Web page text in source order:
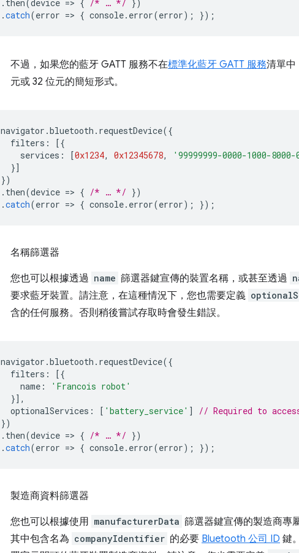
. then(device => { /* … */ })
.catch(error => { console. error(error); });
不過，如果您的藍牙 GATT 服務不在標準化藍牙 GATT 服務清單中
元或 32 位元的簡短形式。
navigator .bluetooth . requestDevice({
filters :
[{
services : [0x1234, 0x12345678, '99999999-0000-1000-
}]
})
. then(device => { /* … */ })
.catch(error => { console. error(error); });
名稱篩選器
您也可以根據透過 name 篩選器鍵宣傳的裝置名稱，或甚至透過
要求藍牙裝置。請注意，在這種情況下，您也需要定義
含的任何服務。否則稍後嘗試存取時會發生錯誤。
navigator .bluetooth . requestDevice({
filters :
[{
name :
'Francois robot'
}],
optionalServices : [ 'battery_service' ]
// Required to
})
. then(device => { /* … */ })
.catch(error => { console. error(error); });
製造商資料篩選器
您也可以根據使用 manufacturerData 篩選器鍵宣傳的製造商專
其中包含名為 companyIdentifier 的必要 Bluetooth 公司 ID 鍵